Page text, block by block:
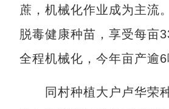
蔗，机械化作业成为主流
脱毒健康种苗，享受每亩
全程机械化，今年亩产逾6
同村种植大户卢华荣种